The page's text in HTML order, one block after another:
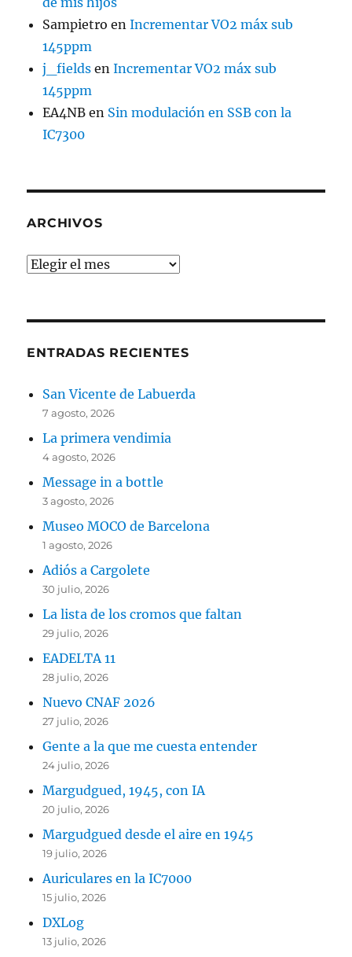
Sampietro enIncrementar VO2 máx sub
145ppm
j_fields enIncrementar VO2 máx sub
145ppm
EA4NB en Sin modulación en SSB con la
IC7300
ARCHIVOS
Archivos
ENTRADAS RECIENTES
San Vicente de Labuerda
7 agosto, 2026
La primera vendimia
4 agosto, 2026
Message in a bottle
3 agosto, 2026
Museo MOCO de Barcelona
1 agosto, 2026
Adiós a Cargolete
30 julio, 2026
La lista de los cromos que faltan
29 julio, 2026
EADELTA 11
28 julio, 2026
Nuevo CNAF 2026
27 julio, 2026
Gente a la que me cuesta entender
24 julio, 2026
Margudgued, 1945, con IA
20 julio, 2026
Margudgued desde el aire en 1945
19 julio, 2026
Auriculares en la IC7000
15 julio, 2026
DXLog
13 julio, 2026